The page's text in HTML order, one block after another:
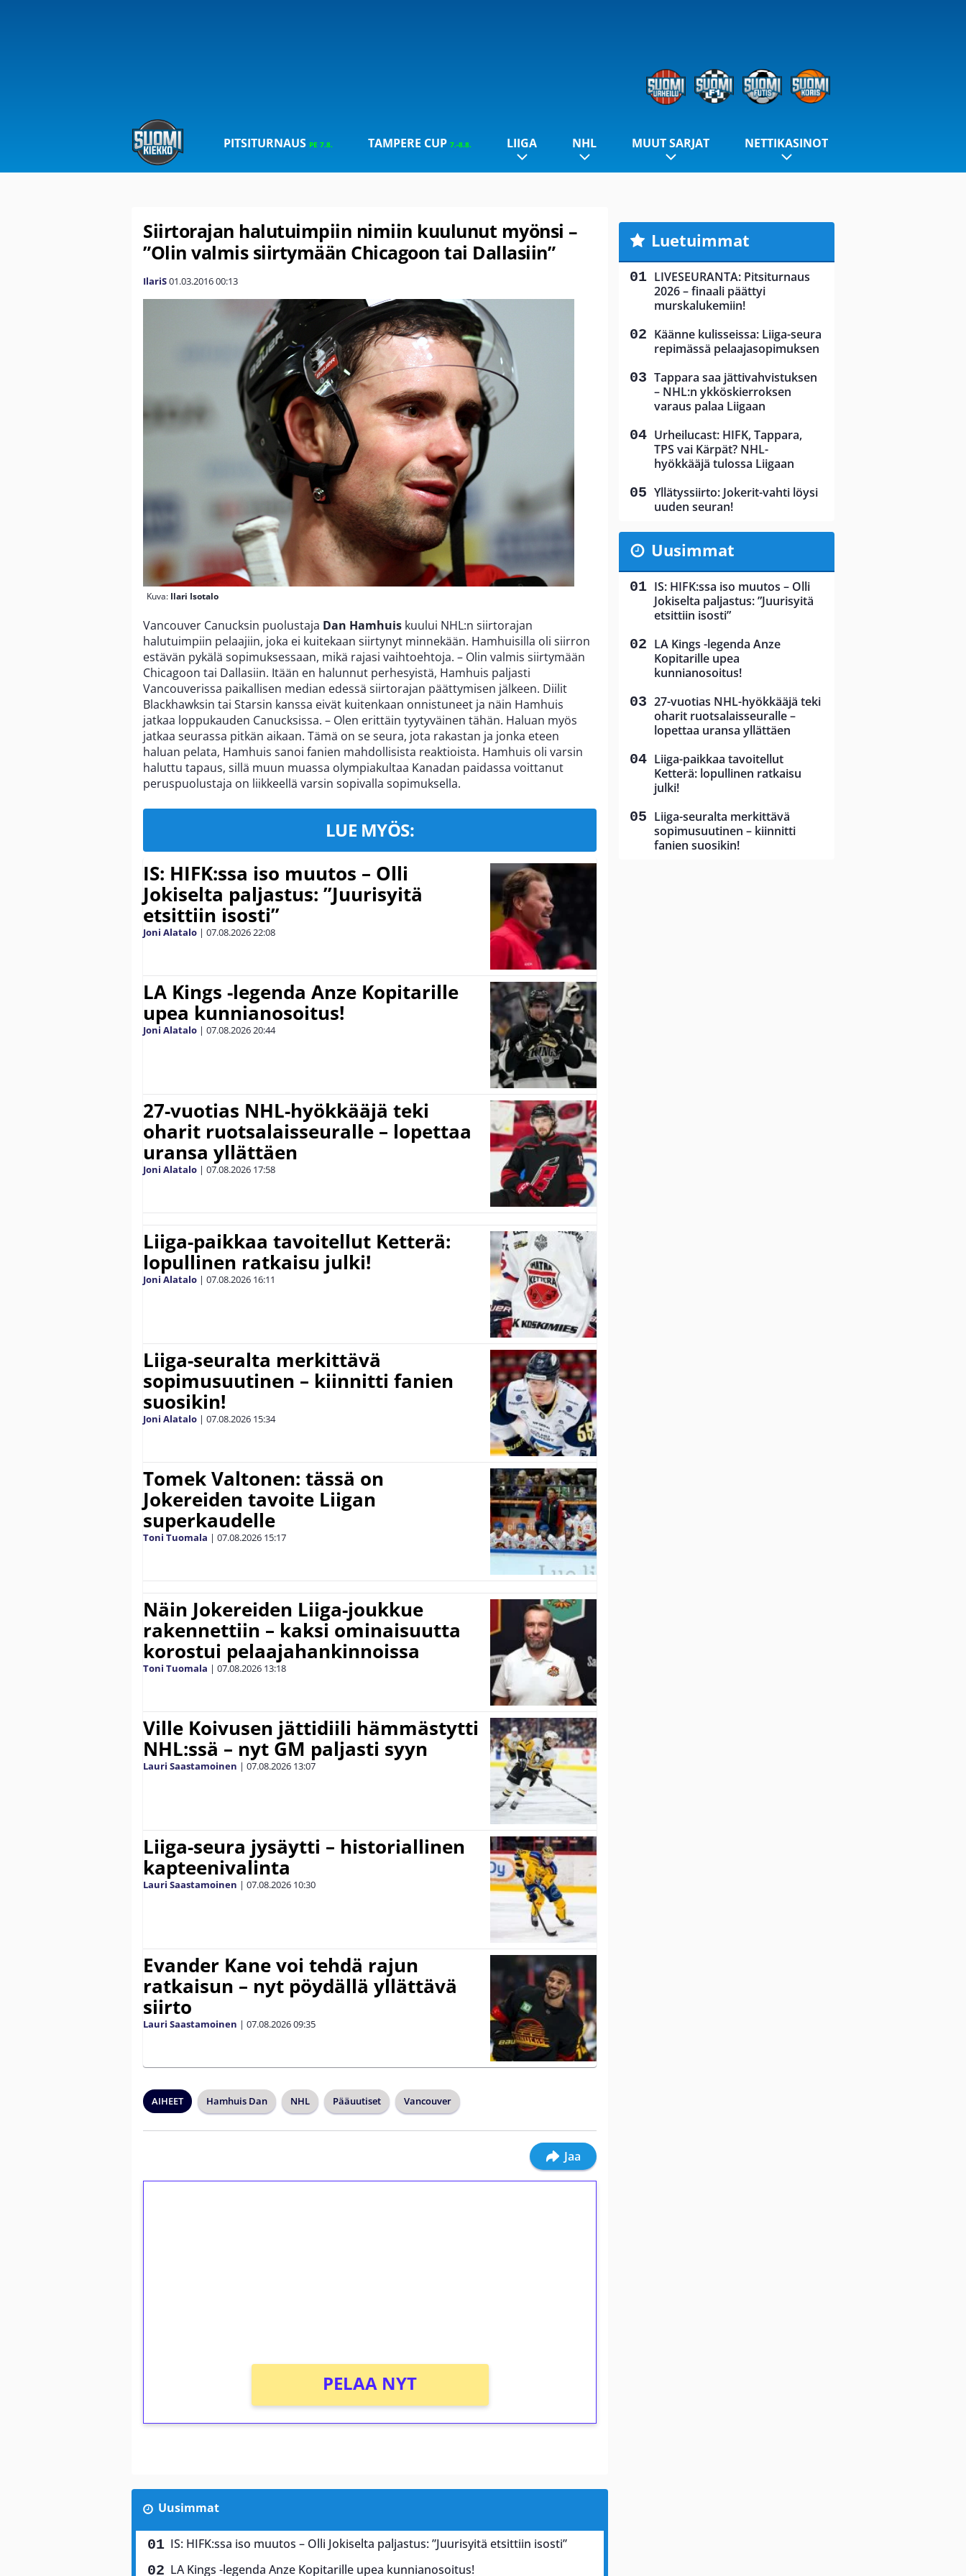
PITSITURNAUS PE 7.8. TAMPERE CUP 7.-8.8. LIIGA NHL MUUT SARJAT NETTIKASINOT
Siirtorajan halutuimpiin nimiin kuulunut myönsi –
”Olin valmis siirtymään Chicagoon tai Dallasiin”
IlariS01.03.201600:13
Kuva: Ilari Isotalo
Vancouver Canucksin puolustaja Dan Hamhuis kuului NHL:n siirtorajan
halutuimpiin pelaajiin, joka ei kuitekaan siirtynyt minnekään. Hamhuisilla oli siirron
estävän pykälä sopimuksessaan, mikä rajasi vaihtoehtoja. – Olin valmis siirtymään
Chicagoon tai Dallasiin. Itään en halunnut perhesyistä, Hamhuis paljasti
Vancouverissa paikallisen median edessä siirtorajan päättymisen jälkeen. Diilit
Blackhawksin tai Starsin kanssa eivät kuitenkaan onnistuneet ja näin Hamhuis
jatkaa loppukauden Canucksissa. – Olen erittäin tyytyväinen tähän. Haluan myös
jatkaa seurassa pitkän aikaan. Tämä on se seura, jota rakastan ja jonka eteen
haluan pelata, Hamhuis sanoi fanien mahdollisista reaktioista. Hamhuis oli varsin
haluttu tapaus, sillä muun muassa olympiakultaa Kanadan paidassa voittanut
peruspuolustaja on liikkeellä varsin sopivalla sopimuksella.
LUE MYÖS:
IS: HIFK:ssa iso muutos – Olli
Jokiselta paljastus: ”Juurisyitä
etsittiin isosti”
Joni Alatalo | 07.08.202622:08
LA Kings -legenda Anze Kopitarille
upea kunnianosoitus!
Joni Alatalo | 07.08.202620:44
27-vuotias NHL-hyökkääjä teki
oharit ruotsalaisseuralle – lopettaa
uransa yllättäen
Joni Alatalo | 07.08.2026 17:58
Liiga-paikkaa tavoitellut Ketterä:
lopullinen ratkaisu julki!
Joni Alatalo | 07.08.2026 16:11
Liiga-seuralta merkittävä
sopimusuutinen – kiinnitti fanien
suosikin!
Joni Alatalo | 07.08.2026 15:34
Tomek Valtonen: tässä on
Jokereiden tavoite Liigan
superkaudelle
Toni Tuomala | 07.08.2026 15:17
Näin Jokereiden Liiga-joukkue
rakennettiin – kaksi ominaisuutta
korostui pelaajahankinnoissa
Toni Tuomala | 07.08.2026 13:18
Ville Koivusen jättidiili hämmästytti
NHL:ssä – nyt GM paljasti syyn
Lauri Saastamoinen | 07.08.2026 13:07
Liiga-seura jysäytti – historiallinen
kapteenivalinta
Lauri Saastamoinen | 07.08.2026 10:30
Evander Kane voi tehdä rajun
ratkaisun – nyt pöydällä yllättävä
siirto
Lauri Saastamoinen | 07.08.202609:35
AIHEET Hamhuis Dan NHL Pääuutiset Vancouver
Jaa
PELAA NYT
Uusimmat
IS: HIFK:ssa iso muutos – Olli Jokiselta paljastus: ”Juurisyitä etsittiin isosti”
LA Kings -legenda Anze Kopitarille upea kunnianosoitus!
Luetuimmat
LIVESEURANTA: Pitsiturnaus
2026 – finaali päättyi
murskalukemiin!
Käänne kulisseissa: Liiga-seura
repimässä pelaajasopimuksen
Tappara saa jättivahvistuksen
– NHL:n ykköskierroksen
varaus palaa Liigaan
Urheilucast: HIFK, Tappara,
TPS vai Kärpät? NHL-
hyökkääjä tulossa Liigaan
Yllätyssiirto: Jokerit-vahti löysi
uuden seuran!
Uusimmat
IS: HIFK:ssa iso muutos – Olli
Jokiselta paljastus: ”Juurisyitä
etsittiin isosti”
LA Kings -legenda Anze
Kopitarille upea
kunnianosoitus!
27-vuotias NHL-hyökkääjä teki
oharit ruotsalaisseuralle –
lopettaa uransa yllättäen
Liiga-paikkaa tavoitellut
Ketterä: lopullinen ratkaisu
julki!
Liiga-seuralta merkittävä
sopimusuutinen – kiinnitti
fanien suosikin!